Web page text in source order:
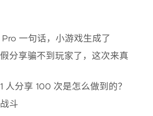
Pro 一句话，小游戏生成了
分享骗不到玩家了，这次来真
人分享 100 次是怎么做到的？
斗